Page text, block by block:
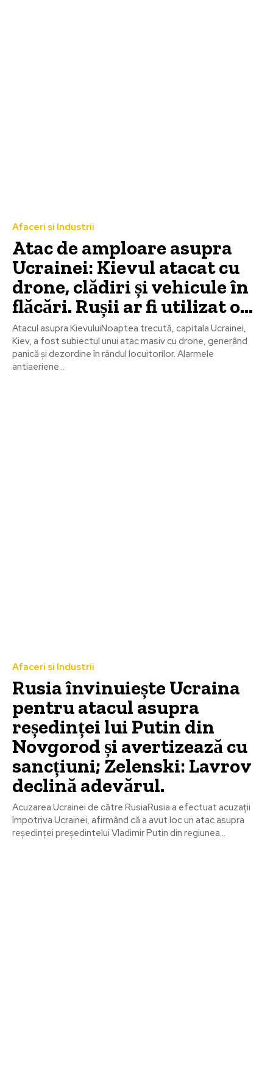
Afaceri si Industrii
Atac de amploare asupra
Ucrainei: Kievul atacat cu
drone, clădiri și vehicule în
flăcări. Rușii ar fi utilizat o…
Atacul asupra KievuluiNoaptea trecută, capitala Ucrainei,
Kiev, a fost subiectul unui atac masiv cu drone, generând
panică și dezordine în rândul locuitorilor. Alarmele
antiaeriene...
Afaceri si Industrii
Rusia învinuiește Ucraina
pentru atacul asupra
reședinței lui Putin din
Novgorod și avertizează cu
sancțiuni; Zelenski: Lavrov
declină adevărul.
Acuzarea Ucrainei de către RusiaRusia a efectuat acuzații
împotriva Ucrainei, afirmând că a avut loc un atac asupra
reședinței președintelui Vladimir Putin din regiunea...